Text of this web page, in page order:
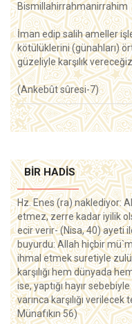
Bismillahirrahmanirrahim
İman edip salih ameller
kötülüklerini (günahları)
güzeliyle karşılık
(Ankebût sûresi-7)
BIR HADIS
Hz. Enes (ra) naklediyor:
etmez, zerre kadar iyilik
ecir verir- (Nisa, 40) ayeti
buyurdu: Allah hiçbir
ihmal etmek suretiyle
karşılığı hem dünyada
ise, yaptığı hayır
varınca karşılığı
Münafıkın 56)